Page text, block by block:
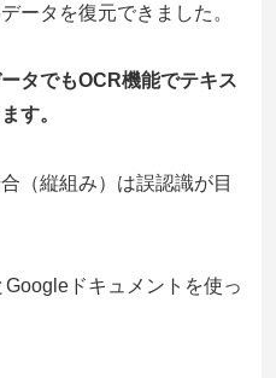
ータを復元できました。
タでもOCR機能でテキス
す。
（縦組み）は誤認識が目
ドキュメントを使っ